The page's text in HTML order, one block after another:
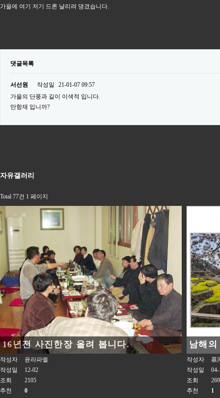
가을에 여기 저기 드론 날리려 댕겼습니다.
댓글목록
서선원 작성일
21-01-07 09:57
가을의 단풍과 길이 이색적 입니다.
만항재 입니까?
자유갤러리
Total 77건 1 페이지
16년전 사진한장 올려 봅니다.
작성자
윤라파엘
작성일
12-02
조회
2105
추천
0
남해의
작성자
基
작성일
04-
조회
추천
1